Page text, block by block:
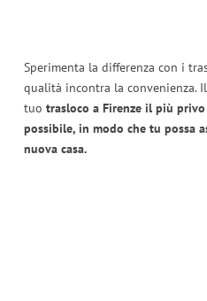
Sperimenta la differenza con i
qualità incontra la convenienza.
tuo trasloco a Firenze il più
possibile, in modo che tu possa
nuova casa.